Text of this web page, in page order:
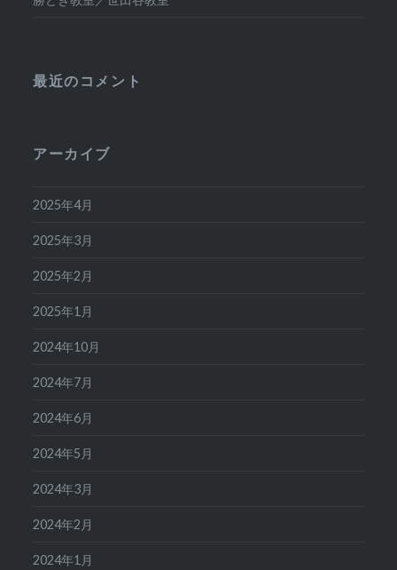
最近のコメント
アーカイブ
2025年4月
2025年3月
2025年2月
2025年1月
2024年10月
2024年7月
2024年6月
2024年5月
2024年3月
2024年2月
2024年1月